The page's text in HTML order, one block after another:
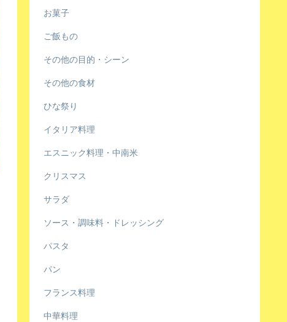
お菓子
ご飯もの
その他の目的・シーン
その他の食材
ひな祭り
イタリア料理
エスニック料理・中南米
クリスマス
サラダ
ソース・調味料・ドレッシング
パスタ
パン
フランス料理
中華料理